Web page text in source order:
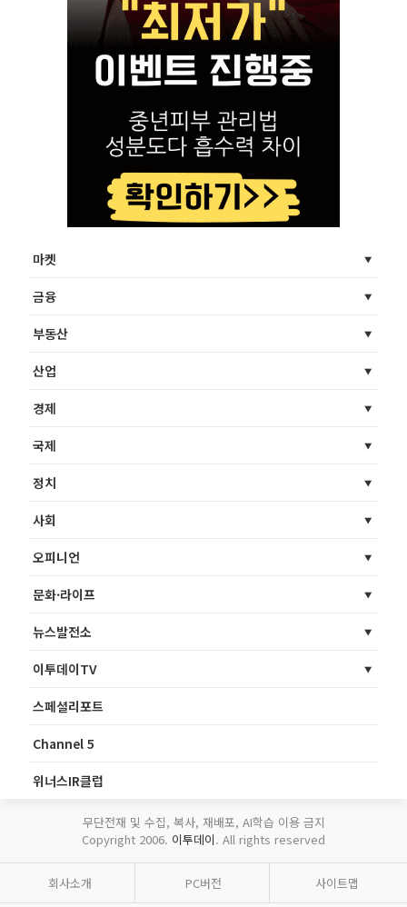
마켓
금융
부동산
산업
경제
국제
정치
사회
오피니언
문화·라이프
뉴스발전소
이투데이TV
스페셜리포트
Channel 5
위너스IR클럽
무단전재 및 수집, 복사, 재배포, AI학습 이용 금지
Copyright 2006. 이투데이. All rights reserved
회사소개 PC버전 사이트맵